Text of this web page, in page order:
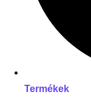
Termékek